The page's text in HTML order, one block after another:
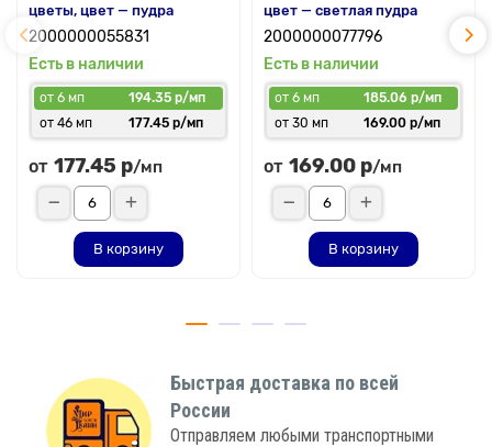
цветы, цвет — пудра
2000000055831
Есть в наличии
от 6 мп
194.35 р/мп
от 46 мп
177.45 р/мп
от 177.45 р/мп
В корзину
цвет — светлая пудра
2000000077796
Есть в наличии
от 6 мп
185.06 р/мп
от 30 мп
169.00 р/мп
от 169.00 р/мп
В корзину
Быстрая доставка по всей
России
Отправляем любыми транспортными